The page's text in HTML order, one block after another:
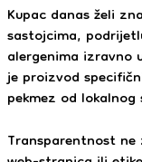
Kupac danas želi
sastojcima,
alergenima izravno
je proizvod
pekmez od
Transparentnost